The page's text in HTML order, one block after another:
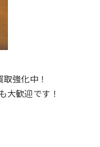
強化中！
大歓迎です！